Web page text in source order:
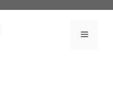
Menu